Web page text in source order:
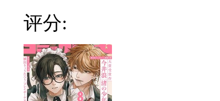
评分: